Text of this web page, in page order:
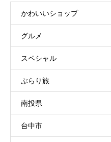
かわいいショップ
グルメ
スペシャル
ぶらり旅
南投県
台中市